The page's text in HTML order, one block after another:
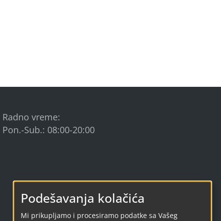
Radno vreme:
Pon.-Sub.: 08:00-20:00
built by a software developer
Podešavanja kolačića
Mi prikupljamo i procesiramo podatke sa Vašeg